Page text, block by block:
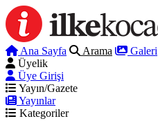
Ana Sayfa Arama Galeri
Üyelik
Üye Girişi
Yayın/Gazete
Yayınlar
Kategoriler